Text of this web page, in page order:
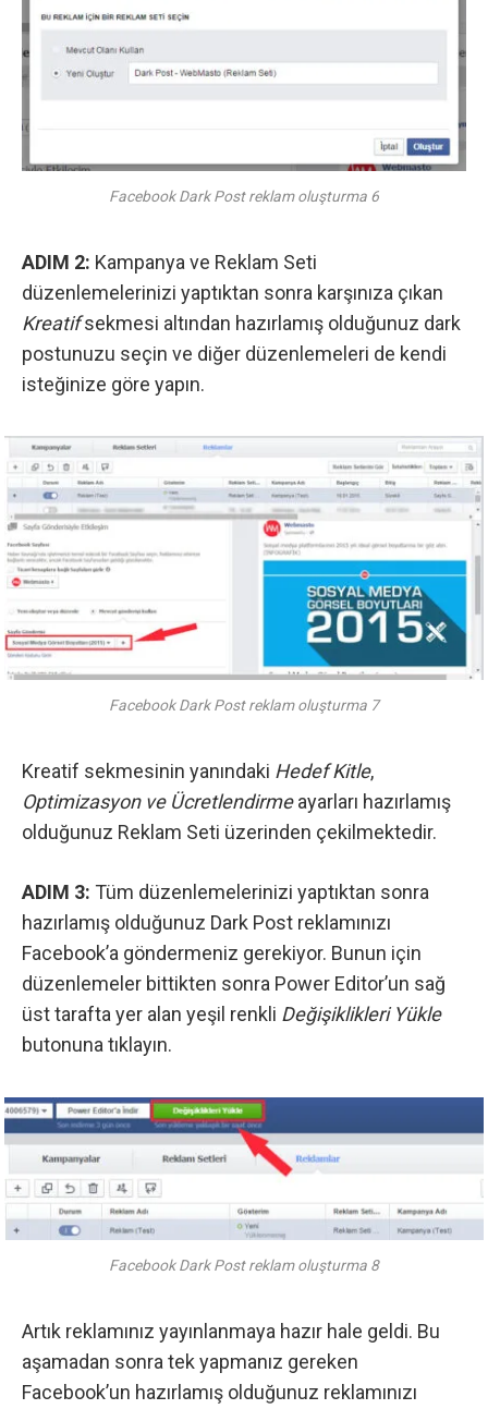
Facebook Dark Post reklam oluşturma 6
ADIM 2: Kampanya ve Reklam Seti
düzenlemelerinizi yaptıktan sonra karşınıza çıkan
Kreatifsekmesi altından hazırlamış olduğunuz dark
postunuzu seçin ve diğer düzenlemeleri de kendi
isteğinize göre yapın.
Facebook Dark Post reklam oluşturma 7
Kreatif sekmesinin yanındaki Hedef Kitle,
Optimizasyon ve Ücretlendirmeayarları hazırlamış
olduğunuz Reklam Seti üzerinden çekilmektedir.
ADIM 3: Tüm düzenlemelerinizi yaptıktan sonra
hazırlamış olduğunuz Dark Post reklamınızı
Facebook’a göndermeniz gerekiyor. Bunun için
düzenlemeler bittikten sonra Power Editor’un sağ
üst tarafta yer alan yeşil renkli Değişiklikleri Yükle
butonuna tıklayın.
Facebook Dark Post reklam oluşturma 8
Artık reklamınız yayınlanmaya hazır hale geldi. Bu
aşamadan sonra tek yapmanız gereken
Facebook’un hazırlamış olduğunuz reklamınızı